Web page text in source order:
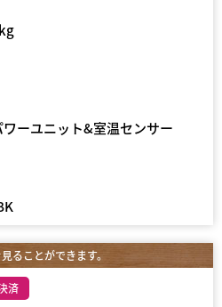
ーユニット&室温センサー
ることができます。
済